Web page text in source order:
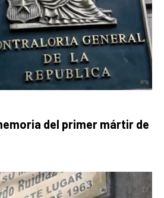
del primer mártir de